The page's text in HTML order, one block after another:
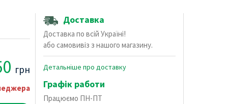
грн
Доставка
Доставка по всій Україні!
або самовивіз з нашого магазину.
Детальніше про доставку
Графік работи
Працюємо ПН-ПТ